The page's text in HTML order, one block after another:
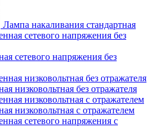
Лампа накаливания стандартная
сетевого напряжения без
низковольтная без отражателя
низковольтная с отражателем